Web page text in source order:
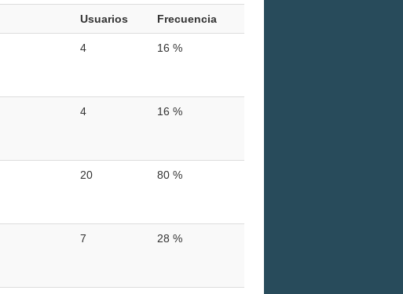
Usuarios Frecuencia
4 16 %
4 16 %
20 80 %
7 28 %